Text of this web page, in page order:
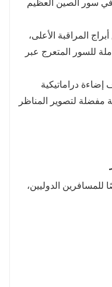
سور الصين العظيم
المراقبة الأعلى،
للسور المتعرج عبر
دراماتيكية
مفضلة لتصوير المناظر
الدوليين،